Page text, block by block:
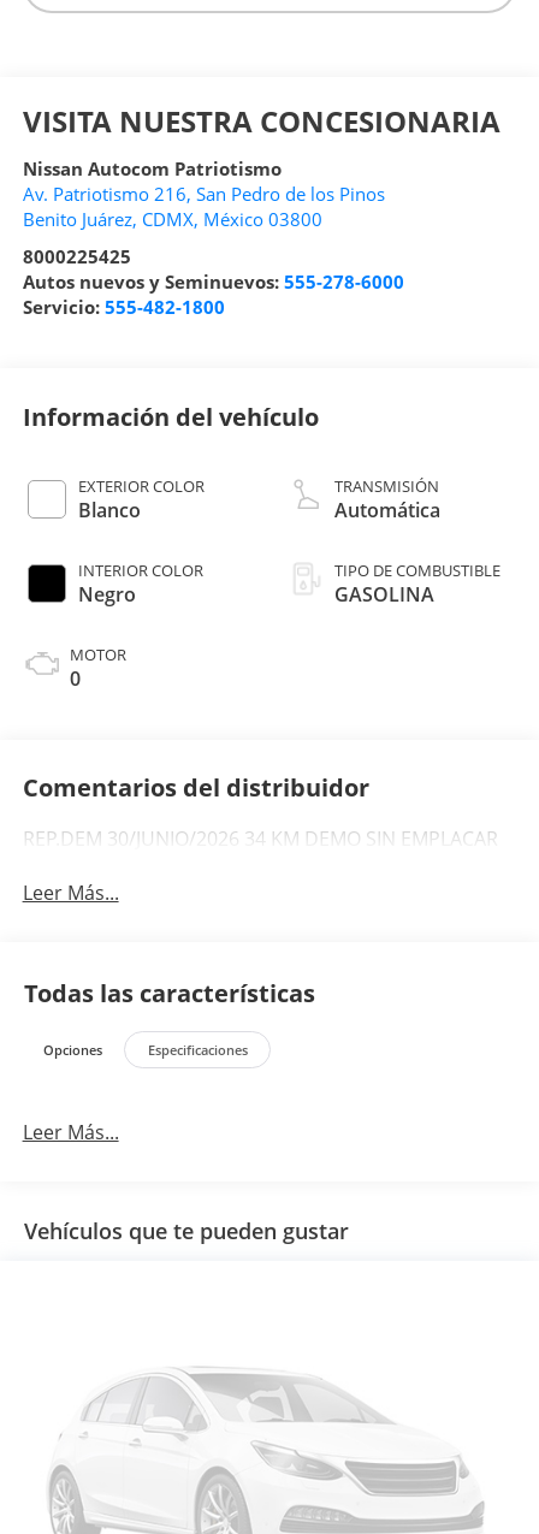
VISITA NUESTRA CONCESIONARIA
Nissan Autocom Patriotismo
Av. Patriotismo 216, San Pedro de los Pinos
Benito Juárez, CDMX, México 03800
8000225425
Autos nuevos y Seminuevos: 555-278-6000
Servicio: 555-482-1800
Información del vehículo
EXTERIOR COLOR
Blanco
INTERIOR COLOR
Negro
MOTOR
0
TRANSMISIÓN
Automática
TIPO DE COMBUSTIBLE
GASOLINA
Comentarios del distribuidor
REP.DEM 30/JUNIO/2026 34 KM DEMO SIN EMPLACAR
Leer Más...
Todas las características
Opciones Especificaciones
Leer Más...
Vehículos que te pueden gustar